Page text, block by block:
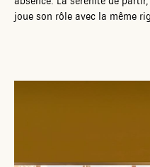
joue son rôle avec la même